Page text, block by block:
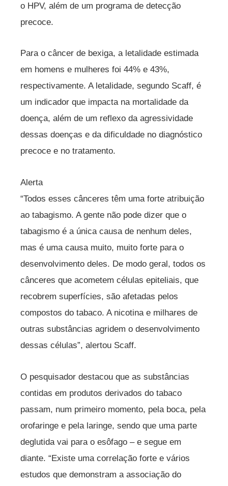
o HPV, além de um programa de detecção
precoce.
Para o câncer de bexiga, a letalidade estimada
em homens e mulheres foi 44% e 43%,
respectivamente. A letalidade, segundo Scaff, é
um indicador que impacta na mortalidade da
doença, além de um reflexo da agressividade
dessas doenças e da dificuldade no diagnóstico
precoce e no tratamento.
Alerta
“Todos esses cânceres têm uma forte atribuição
ao tabagismo. A gente não pode dizer que o
tabagismo é a única causa de nenhum deles,
mas é uma causa muito, muito forte para o
desenvolvimento deles. De modo geral, todos os
cânceres que acometem células epiteliais, que
recobrem superfícies, são afetadas pelos
compostos do tabaco. A nicotina e milhares de
outras substâncias agridem o desenvolvimento
dessas células”, alertou Scaff.
O pesquisador destacou que as substâncias
contidas em produtos derivados do tabaco
passam, num primeiro momento, pela boca, pela
orofaringe e pela laringe, sendo que uma parte
deglutida vai para o esôfago – e segue em
diante. “Existe uma correlação forte e vários
estudos que demonstram a associação do